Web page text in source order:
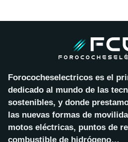
Forococheselectricos es el
dedicado al mundo de las
sostenibles, y donde
las nuevas formas de
motos eléctricas, puntos de
combustible de hidrógeno…